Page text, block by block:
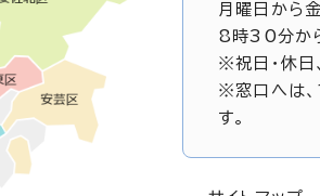
月曜日から
8時30分か
※祝日・休
※窓口へは
す。